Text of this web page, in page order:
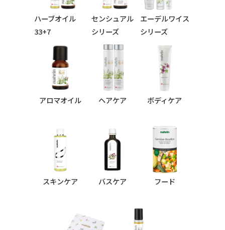
ハーブオイル
33+7
シリーズ
センシュアル
シリーズ
エーデルワイス
シリーズ
アロマオイル ヘアケア ボディケア
スキンケア バスケア フード